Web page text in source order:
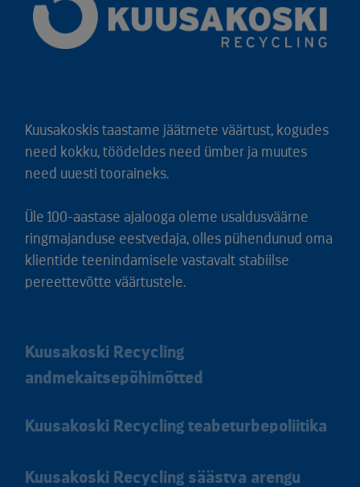
Kuusakoskis taastame jäätmete väärtust, kogudes
need kokku, töödeldes need ümber ja muutes
need uuesti tooraineks.
Üle 100-aastase ajalooga oleme usaldusväärne
ringmajanduse eestvedaja, olles pühendunud oma
klientide teenindamisele vastavalt stabiilse
pereettevõtte väärtustele.
Kuusakoski Recycling
andmekaitsepõhimõtted
Kuusakoski Recycling teabeturbepoliitika
Kuusakoski Recycling säästva arengu